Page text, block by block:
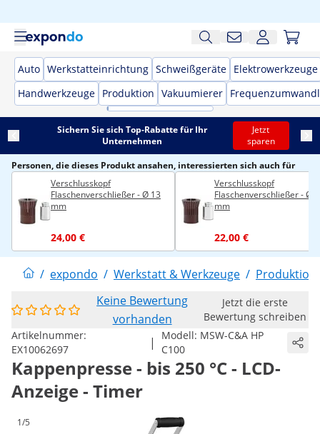
Auto Werkstatteinrichtung Schweißgeräte Elektrowerkzeuge
Handwerkzeuge Produktion Vakuumierer
Sichern Sie sich Top-Rabatte für Ihr
Unternehmen
Jetzt
sparen
Personen, die dieses Produkt ansahen, interessierten sich auch für
Verschlusskopf
Flaschenverschließer - Ø 13
mm
24,00 €
Verschlusskopf
Flaschenverschließer - Ø
mm
22,00 €
/ expondo / Werkstatt & Werkzeuge / Produktion
Keine Bewertung
vorhanden
Jetzt die erste
Bewertung schreiben
Artikelnummer:
EX10062697
| Modell: MSW-C&A HP
C100
Kappenpresse - bis 250 °C - LCD-
Anzeige - Timer
1/5